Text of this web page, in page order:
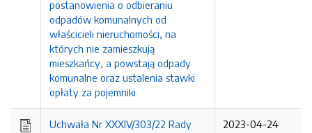
postanowienia o odbieraniu
odpadów komunalnych od
właścicieli nieruchomości, na
których nie zamieszkują
mieszkańcy, a powstają odpady
komunalne oraz ustalenia stawki
opłaty za pojemniki
Uchwała Nr XXXIV/303/22 Rady
2023-04-24